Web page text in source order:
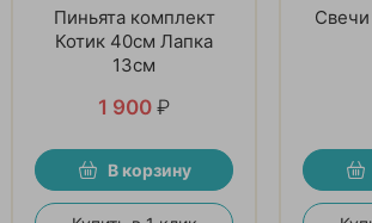
Пиньята комплект
Котик 40см Лапка
13см
1 900 ₽
В корзину